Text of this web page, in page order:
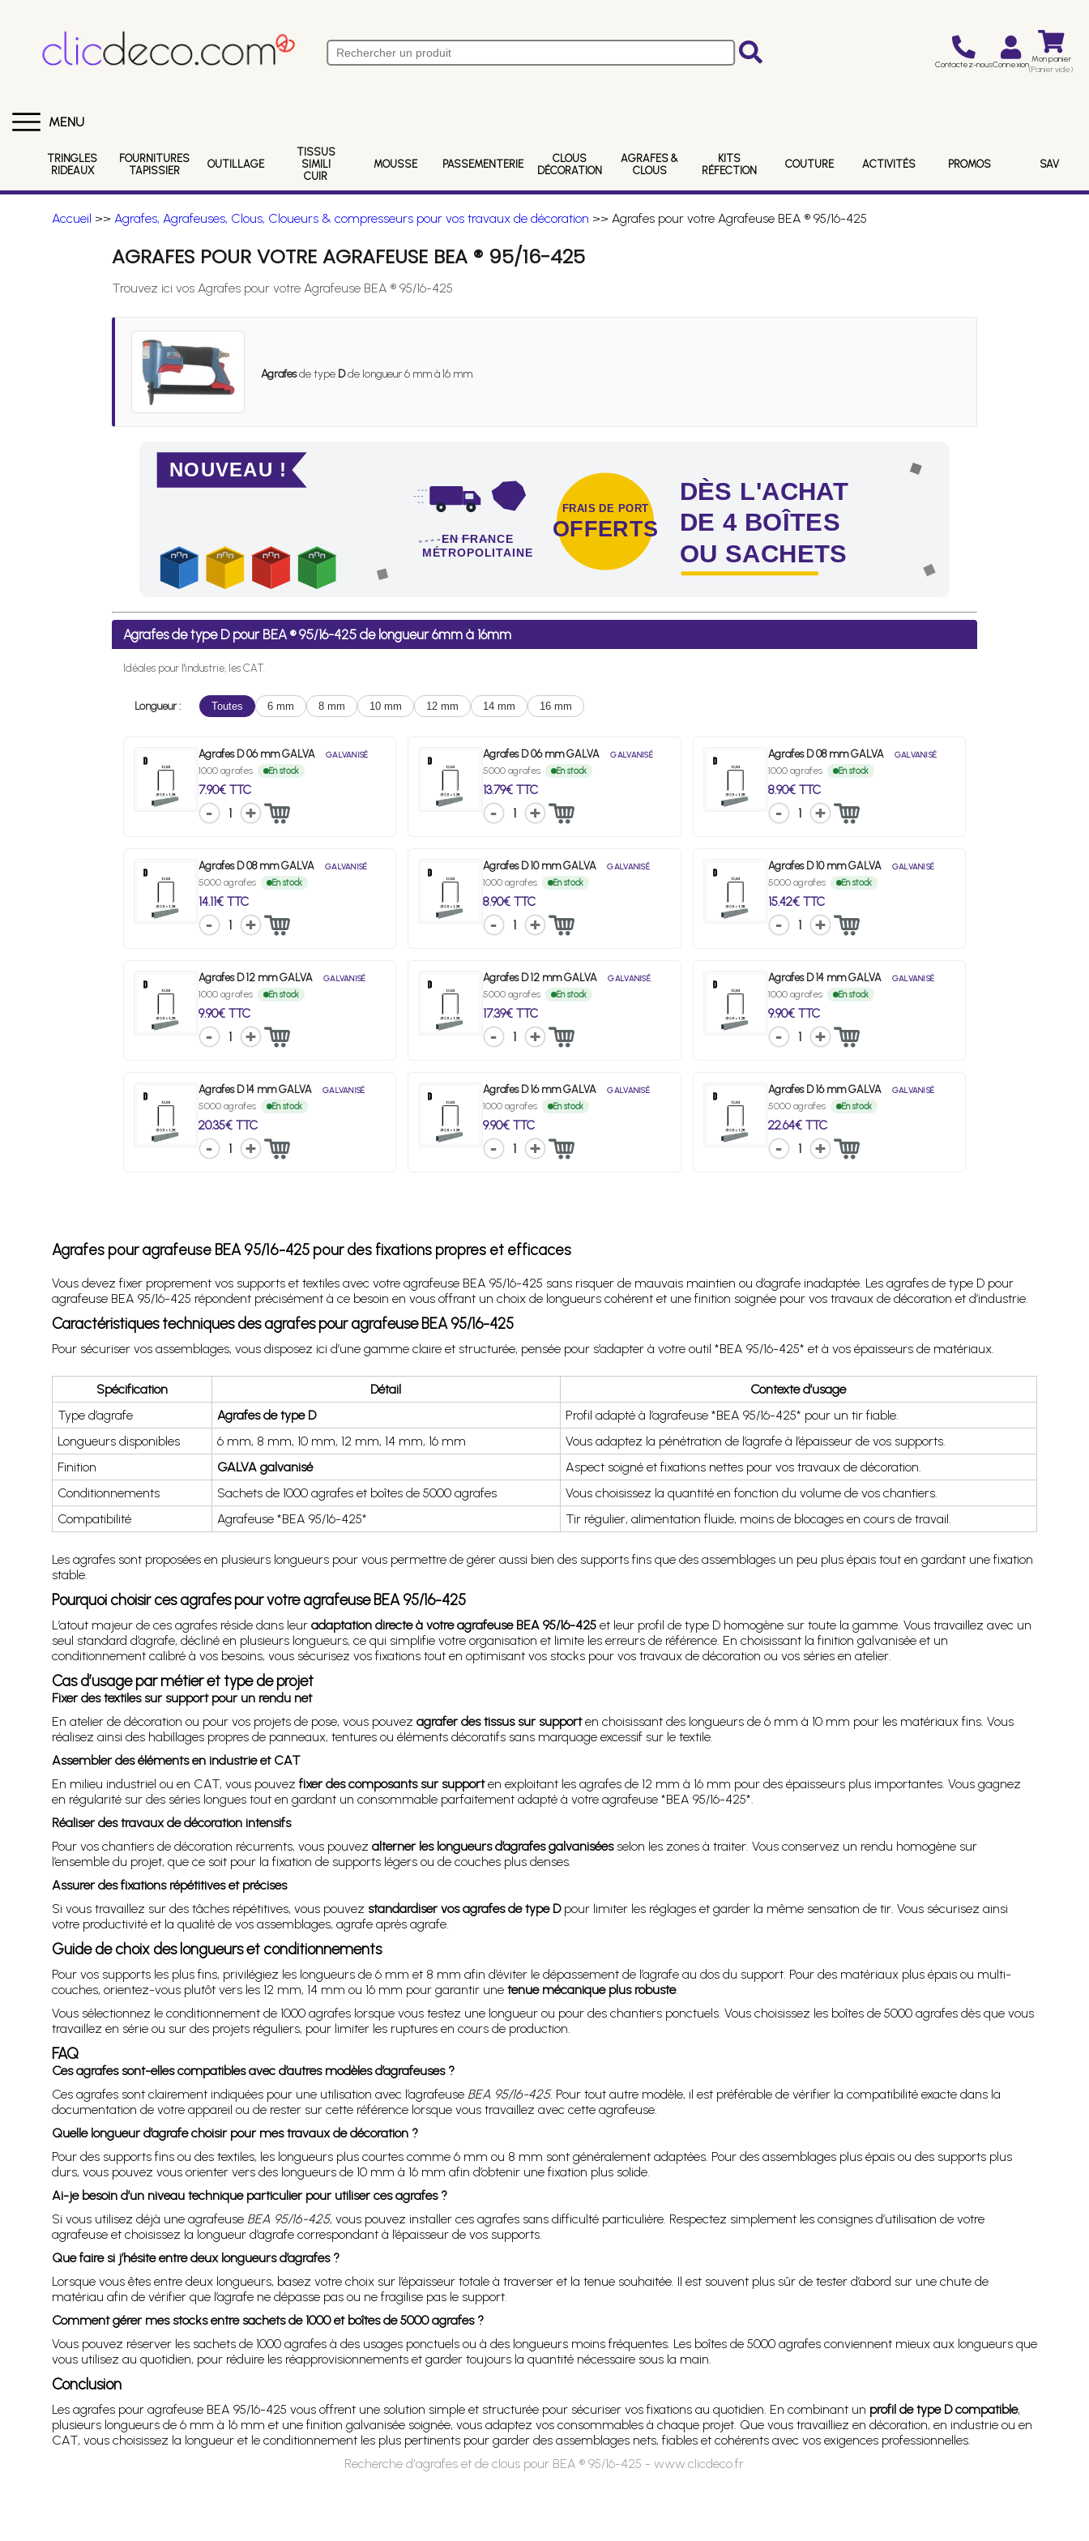
Contactez-nousConnexion Mon panier
(Panier vide)
MENU
TRINGLES
RIDEAUX
FOURNITURES
TAPISSIER
OUTILLAGE
TISSUS
SIMILI
CUIR
MOUSSE PASSEMENTERIE
CLOUS
DÉCORATION
AGRAFES &
CLOUS
KITS
RÉFECTION
COUTURE ACTIVITÉS PROMOS SAV
Accueil >> Agrafes, Agrafeuses, Clous, Cloueurs & compresseurs pour vos travaux de décoration >> Agrafes pour votre Agrafeuse BEA ® 95/16-425
AGRAFES POUR VOTRE AGRAFEUSE BEA ® 95/16-425
Trouvez ici vos Agrafes pour votre Agrafeuse BEA ® 95/16-425
Agrafesde type Dde longueur 6 mm à 16 mm.
NOUVEAU !
EN FRANCE
MÉTROPOLITAINE
FRAIS DE PORT
OFFERTS
DÈS L'ACHAT
DE 4 BOÎTES
OU SACHETS
Frais de port offerts en France métropolitaine dès l'achat de 4 sachets ou boîtes d'agrafes ou de pointes !
Agrafes de type D pour BEA ® 95/16-425 de longueur 6mm à 16mm
Idéales pour l'industrie, les CAT.
Longueur : Toutes 6 mm 8 mm 10 mm 12 mm 14 mm 16 mm
Agrafes D 06 mm GALVA GALVANISÉ
1000 agrafes En stock
7.90€ TTC
1
Agrafes D 06 mm GALVA GALVANISÉ
5000 agrafes En stock
13.79€ TTC
1
Agrafes D 08 mm GALVA GALVANISÉ
1000 agrafes En stock
8.90€ TTC
1
Agrafes D 08 mm GALVA GALVANISÉ
5000 agrafes En stock
14.11€ TTC
1
Agrafes D 10 mm GALVA GALVANISÉ
1000 agrafes En stock
8.90€ TTC
1
Agrafes D 10 mm GALVA GALVANISÉ
5000 agrafes En stock
15.42€ TTC
1
Agrafes D 12 mm GALVA GALVANISÉ
1000 agrafes En stock
9.90€ TTC
1
Agrafes D 12 mm GALVA GALVANISÉ
5000 agrafes En stock
17.39€ TTC
1
Agrafes D 14 mm GALVA GALVANISÉ
1000 agrafes En stock
9.90€ TTC
1
Agrafes D 14 mm GALVA GALVANISÉ
5000 agrafes En stock
20.35€ TTC
1
Agrafes D 16 mm GALVA GALVANISÉ
1000 agrafes En stock
9.90€ TTC
1
Agrafes D 16 mm GALVA GALVANISÉ
5000 agrafes En stock
22.64€ TTC
1
Agrafes pour agrafeuse BEA 95/16-425 pour des fixations propres et efficaces
Vous devez fixer proprement vos supports et textiles avec votre agrafeuse BEA 95/16-425 sans risquer de mauvais maintien ou d’agrafe inadaptée. Les agrafes de type D pour
agrafeuse BEA 95/16-425 répondent précisément à ce besoin en vous offrant un choix de longueurs cohérent et une finition soignée pour vos travaux de décoration et d’industrie.
Caractéristiques techniques des agrafes pour agrafeuse BEA 95/16-425
Pour sécuriser vos assemblages, vous disposez ici d’une gamme claire et structurée, pensée pour s’adapter à votre outil *BEA 95/16-425* et à vos épaisseurs de matériaux.
Spécification Détail
Contexte d’usage
Type d’agrafe
Agrafes de type D
Profil adapté à l’agrafeuse *BEA 95/16-425* pour un tir fiable.
Longueurs disponibles
6 mm, 8 mm, 10 mm, 12 mm, 14 mm, 16 mm
Vous adaptez la pénétration de l’agrafe à l’épaisseur de vos supports.
Finition
GALVA galvanisé
Aspect soigné et fixations nettes pour vos travaux de décoration.
Conditionnements
Sachets de 1000 agrafes et boîtes de 5000 agrafes
Vous choisissez la quantité en fonction du volume de vos chantiers.
Compatibilité
Agrafeuse *BEA 95/16-425* Tir régulier, alimentation fluide, moins de blocages en cours de travail.
Les agrafes sont proposées en plusieurs longueurs pour vous permettre de gérer aussi bien des supports fins que des assemblages un peu plus épais tout en gardant une fixation
stable.
Pourquoi choisir ces agrafes pour votre agrafeuse BEA 95/16-425
L’atout majeur de ces agrafes réside dans leur adaptation directe à votre agrafeuse BEA 95/16-425et leur profil de type D homogène sur toute la gamme. Vous travaillez avec un
seul standard d’agrafe, décliné en plusieurs longueurs, ce qui simplifie votre organisation et limite les erreurs de référence. En choisissant la finition galvanisée et un
conditionnement calibré à vos besoins, vous sécurisez vos fixations tout en optimisant vos stocks pour vos travaux de décoration ou vos séries en atelier.
Cas d’usage par métier et type de projet
Fixer des textiles sur support pour un rendu net
En atelier de décoration ou pour vos projets de pose, vous pouvez agrafer des tissus sur supporten choisissant des longueurs de 6 mm à 10 mm pour les matériaux fins. Vous
réalisez ainsi des habillages propres de panneaux, tentures ou éléments décoratifs sans marquage excessif sur le textile.
Assembler des éléments en industrie et CAT
En milieu industriel ou en CAT, vous pouvez fixer des composants sur supporten exploitant les agrafes de 12 mm à 16 mm pour des épaisseurs plus importantes. Vous gagnez
en régularité sur des séries longues tout en gardant un consommable parfaitement adapté à votre agrafeuse *BEA 95/16-425*.
Réaliser des travaux de décoration intensifs
Pour vos chantiers de décoration récurrents, vous pouvez alterner les longueurs d’agrafes galvaniséesselon les zones à traiter. Vous conservez un rendu homogène sur
l’ensemble du projet, que ce soit pour la fixation de supports légers ou de couches plus denses.
Assurer des fixations répétitives et précises
Si vous travaillez sur des tâches répétitives, vous pouvez standardiser vos agrafes de type Dpour limiter les réglages et garder la même sensation de tir. Vous sécurisez ainsi
votre productivité et la qualité de vos assemblages, agrafe après agrafe.
Guide de choix des longueurs et conditionnements
Pour vos supports les plus fins, privilégiez les longueurs de 6 mm et 8 mm afin d’éviter le dépassement de l’agrafe au dos du support. Pour des matériaux plus épais ou multi-
couches, orientez-vous plutôt vers les 12 mm, 14 mm ou 16 mm pour garantir une tenue mécanique plus robuste.
Vous sélectionnez le conditionnement de 1000 agrafes lorsque vous testez une longueur ou pour des chantiers ponctuels. Vous choisissez les boîtes de 5000 agrafes dès que vous
travaillez en série ou sur des projets réguliers, pour limiter les ruptures en cours de production.
FAQ
Ces agrafes sont-elles compatibles avec d’autres modèles d’agrafeuses ?
Ces agrafes sont clairement indiquées pour une utilisation avec l’agrafeuse BEA 95/16-425. Pour tout autre modèle, il est préférable de vérifier la compatibilité exacte dans la
documentation de votre appareil ou de rester sur cette référence lorsque vous travaillez avec cette agrafeuse.
Quelle longueur d’agrafe choisir pour mes travaux de décoration ?
Pour des supports fins ou des textiles, les longueurs plus courtes comme 6 mm ou 8 mm sont généralement adaptées. Pour des assemblages plus épais ou des supports plus
durs, vous pouvez vous orienter vers des longueurs de 10 mm à 16 mm afin d’obtenir une fixation plus solide.
Ai-je besoin d’un niveau technique particulier pour utiliser ces agrafes ?
Si vous utilisez déjà une agrafeuse BEA 95/16-425, vous pouvez installer ces agrafes sans difficulté particulière. Respectez simplement les consignes d’utilisation de votre
agrafeuse et choisissez la longueur d’agrafe correspondant à l’épaisseur de vos supports.
Que faire si j’hésite entre deux longueurs d’agrafes ?
Lorsque vous êtes entre deux longueurs, basez votre choix sur l’épaisseur totale à traverser et la tenue souhaitée. Il est souvent plus sûr de tester d’abord sur une chute de
matériau afin de vérifier que l’agrafe ne dépasse pas ou ne fragilise pas le support.
Comment gérer mes stocks entre sachets de 1000 et boîtes de 5000 agrafes ?
Vous pouvez réserver les sachets de 1000 agrafes à des usages ponctuels ou à des longueurs moins fréquentes. Les boîtes de 5000 agrafes conviennent mieux aux longueurs que
vous utilisez au quotidien, pour réduire les réapprovisionnements et garder toujours la quantité nécessaire sous la main.
Conclusion
Les agrafes pour agrafeuse BEA 95/16-425 vous offrent une solution simple et structurée pour sécuriser vos fixations au quotidien. En combinant un profil de type D compatible,
plusieurs longueurs de 6 mm à 16 mm et une finition galvanisée soignée, vous adaptez vos consommables à chaque projet. Que vous travailliez en décoration, en industrie ou en
CAT, vous choisissez la longueur et le conditionnement les plus pertinents pour garder des assemblages nets, fiables et cohérents avec vos exigences professionnelles.
Recherche d'agrafes et de clous pour BEA ® 95/16-425 - www.clicdeco.fr